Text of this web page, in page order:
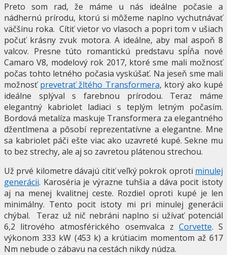
Preto som rad, že máme u nás ideálne počasie a
nádhernú prírodu, ktorú si môžeme naplno vychutnávať
väčšinu roka. Cítiť vietor vo vlasoch a popri tom v ušiach
počuť krásny zvuk motora. A ideálne, aby mal aspoň 8
valcov. Presne túto romantickú predstavu spĺňa nové
Camaro V8, modelový rok 2017, ktoré sme mali možnosť
počas tohto letného počasia vyskúšať. Na jeseň sme mali
možnosťprevetrať žltého Transformera, ktorý ako kupé
ideálne splýval s farebnou prírodou. Teraz máme
elegantný kabriolet ladiaci s teplým letným počasím.
Bordová metalíza maskuje Transformera za elegantného
džentlmena a pôsobí reprezentatívne a elegantne. Mne
sa kabriolet páči ešte viac ako uzavreté kupé. Sekne mu
to bez strechy, ale aj so zavretou plátenou strechou.
Už prvé kilometre dávajú cítiť veľký pokrok oproti minulej
generácii. Karoséria je výrazne tuhšia a dáva pocit istoty
aj na menej kvalitnej ceste. Rozdiel oproti kupé je len
minimálny. Tento pocit istoty mi pri minulej generácii
chýbal. Teraz už nič nebráni naplno si užívať potenciál
6,2 litrového atmosférického osemvalca z Corvette. S
výkonom 333 kW (453 k) a krútiacim momentom až 617
Nm nebude o zábavu na cestách nikdy núdza.